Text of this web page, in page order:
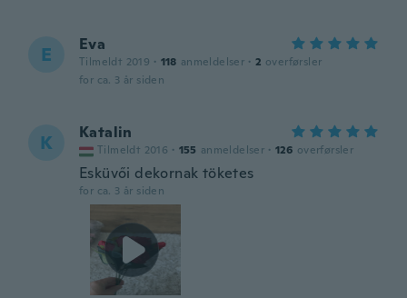
E Eva
Tilmeldt 2019 · 118 anmeldelser · 2 overførsler
for ca. 3 år siden
K Katalin
Tilmeldt 2016 · 155 anmeldelser · 126 overførsler
Esküvői dekornak töketes
for ca. 3 år siden